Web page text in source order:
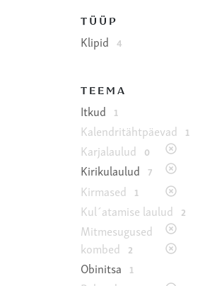
TÜÜP
Klipid 4
TEEMA
Itkud 1
Kalendritähtpäevad 1
Karjalaulud 0
Kirikulaulud 7
Kirmased 1
Kul´atamise laulud 2
Mitmesugused
kombed
2
Obinitsa 1